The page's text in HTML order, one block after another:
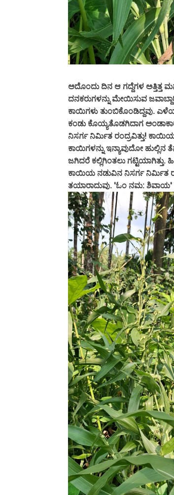
ಅದೊಂದು ದಿನ ಆ ಗದ್ದೆಗಳ
ದನಕರುಗಳನ್ನು ಮೇಯಿಸುವ
ಕಾಯಿಗಳು ತುಂಬಿಕೊಂಡಿದ್ದವು.
ಕಂಡು ಕೊಯ್ಯತೊಡಗಿದಾಗ
ನಿಸರ್ಗ ನಿರ್ಮಿತ ರಂದ್ರವಿತ್ತು!
ಕಾಯಿಗಳನ್ನು ಇನ್ಯಾವುದೋ
ಜಗಿದರೆ ಕಲ್ಲಿಗಿಂತಲು
ಕಾಯಿಯ ನಡುವಿನ ನಿಸರ್ಗ ನಿರ್ಮಿತ
ತಯಾರಾದುವು. 'ಓಂ ನಮ: ಶಿವಾಯ'